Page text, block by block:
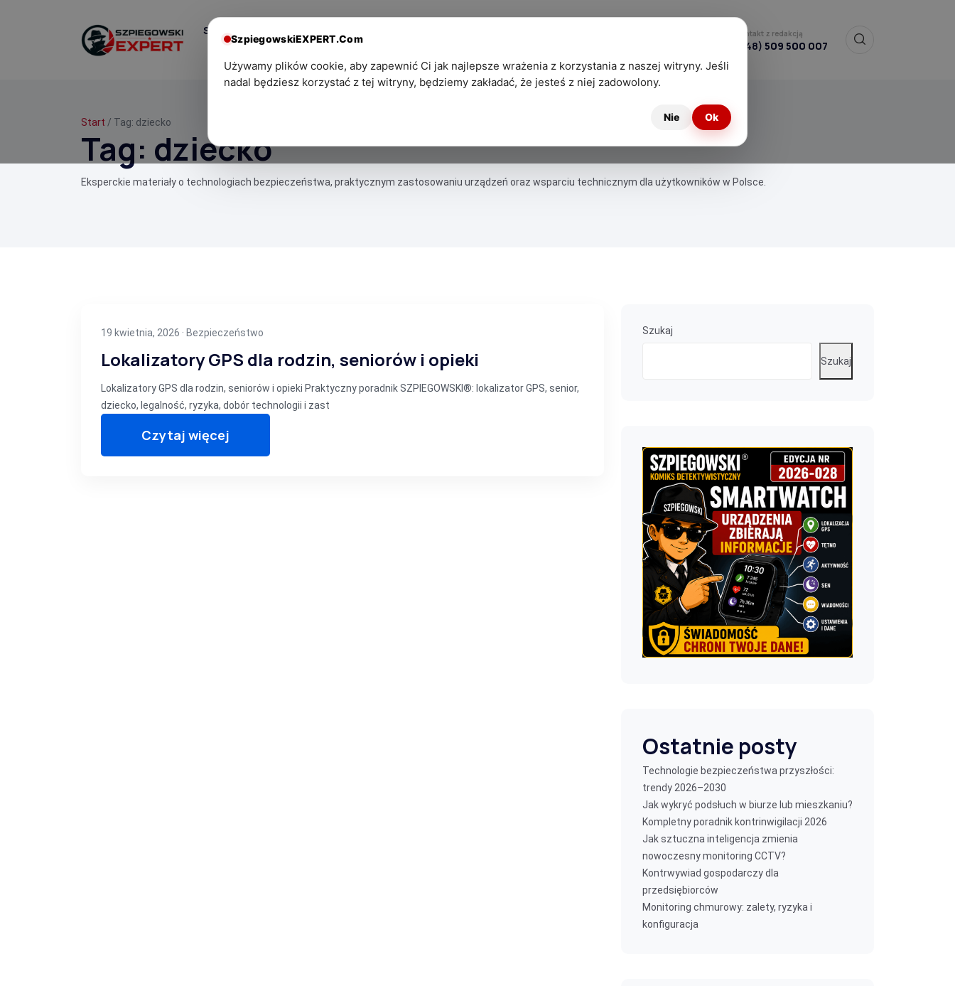
Start Kontakt z redakcją
(+48) 509 500 007
Start / Tag: dziecko
Tag: dziecko
Eksperckie materiały o technologiach bezpieczeństwa, praktycznym zastosowaniu urządzeń oraz wsparciu technicznym dla użytkowników w Polsce.
19 kwietnia, 2026 · Bezpieczeństwo
Lokalizatory GPS dla rodzin, seniorów i opieki
Lokalizatory GPS dla rodzin, seniorów i opieki Praktyczny poradnik SZPIEGOWSKI®: lokalizator GPS, senior,
dziecko, legalność, ryzyka, dobór technologii i zast
Czytaj więcej
Szukaj
Szukaj
Ostatnie posty
Technologie bezpieczeństwa przyszłości:
trendy 2026–2030
Jak wykryć podsłuch w biurze lub mieszkaniu?
Kompletny poradnik kontrinwigilacji 2026
Jak sztuczna inteligencja zmienia
nowoczesny monitoring CCTV?
Kontrwywiad gospodarczy dla
przedsiębiorców
Monitoring chmurowy: zalety, ryzyka i
konfiguracja
SzpiegowskiEXPERT.Com
Używamy plików cookie, aby zapewnić Ci jak najlepsze wrażenia z korzystania z naszej witryny. Jeśli
nadal będziesz korzystać z tej witryny, będziemy zakładać, że jesteś z niej zadowolony.
Nie Ok